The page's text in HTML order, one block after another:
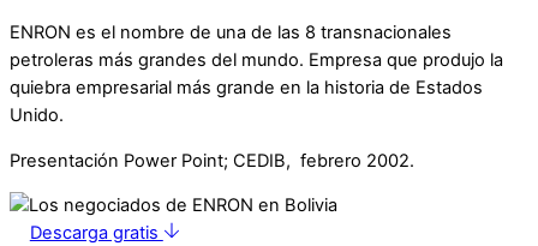
ENRON es el nombre de una de las 8 transnacionales
petroleras más grandes del mundo. Empresa que produjo la
quiebra empresarial más grande en la historia de Estados
Unido.
Presentación Power Point; CEDIB, febrero 2002.
Descarga gratis